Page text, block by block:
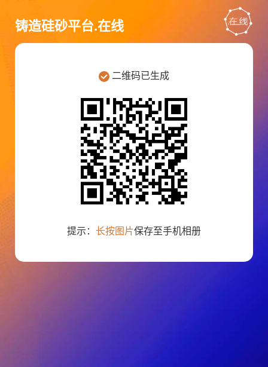
铸造硅砂平台.在线
二维码已生成
提示： 长按图片保存至手机相册